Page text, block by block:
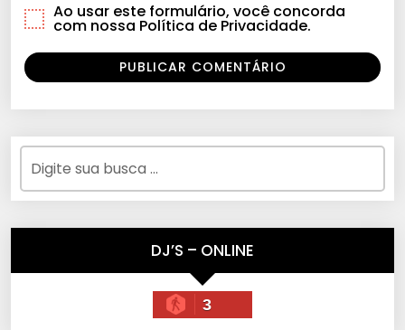
Ao usar este formulário, você concorda
com nossa Política de Privacidade.
DJ’S – ONLINE
3